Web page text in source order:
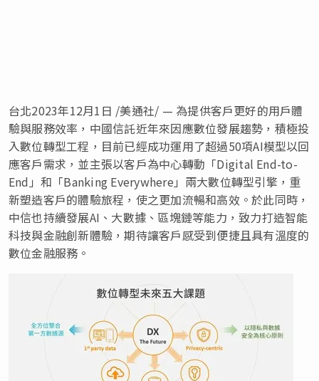
台北2023年12月1日 /美通社/ — 為提供客戶更好的用戶體
驗與服務效率，中國信託近年來因應數位發展趨勢，積極投
入數位轉型工程，目前已經成功運用了超過50項AI模型以回
應客戶需求，並主張以客戶為中心轉動「Digital End-to-
End」和「Banking Everywhere」兩大數位轉型引擎，重
新塑造客戶的體驗旅程，使之更加流暢和高效。於此同時，
中信也持續發展AI、大數據、區塊鏈等能力，致力打造智能
科技與金融創新體驗，期待讓客戶感受到便捷且具有溫度的
數位金融服務。